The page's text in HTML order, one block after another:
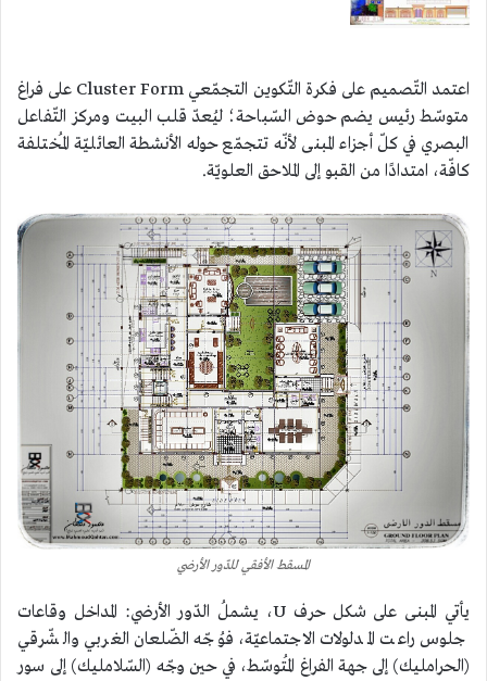
اعتمد التّصميم على فكرة التّكوين التجمّعي Cluster Form على فراغ
متوسّط رئيس يضم حوض السّباحة؛ ليُعدّ قلب البيت ومركز التّفاعل
البصري في كلّ أجزاء المبنى لأنّه تتجمّع حوله الأنشطة العائليّة المُختلفة
كافّة، امتدادًا من القبو إلى الملاحق العلويّة.
المسقط الأفقي للدّور الأرضي
يأتي المبنى على شكل حرف U، يشملُ الدّور الأرضي: المداخل وقاعات
جلوس راعت المدلولات الاجتماعيّة، فوُجّه الضّلعان الغربي والشّرقي
(الحرامليك) إلى جهة الفراغ المُتوسّط، في حين وجّه (السّلامليك) إلى سور